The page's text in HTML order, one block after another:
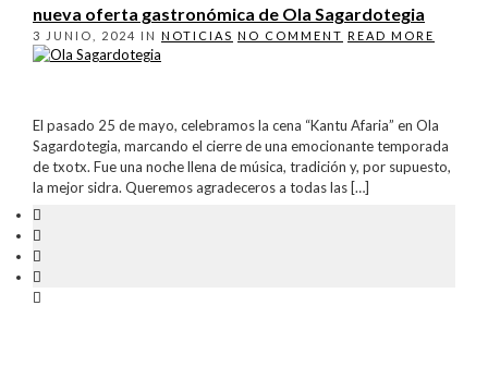
nueva oferta gastronómica de Ola Sagardotegia
3 JUNIO, 2024 IN NOTICIAS NO COMMENT READ MORE
El pasado 25 de mayo, celebramos la cena “Kantu Afaria” en Ola
Sagardotegia, marcando el cierre de una emocionante temporada
de txotx. Fue una noche llena de música, tradición y, por supuesto,
la mejor sidra. Queremos agradeceros a todas las […]